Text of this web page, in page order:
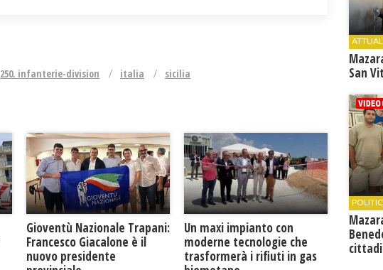
250. infanterie-division italia sicilia
Gioventù Nazionale Trapani:
Francesco Giacalone è il
nuovo presidente
Un maxi impianto con
moderne tecnologie che
trasformerà i rifiuti in gas
San